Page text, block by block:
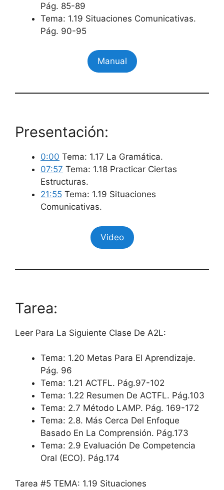
Pág. 85-89
Tema: 1.19 Situaciones Comunicativas.
Pág. 90-95
Manual
Presentación:
0:00 Tema: 1.17 La Gramática.
07:57 Tema: 1.18 Practicar Ciertas
Estructuras.
21:55 Tema: 1.19 Situaciones
Comunicativas.
Video
Tarea:
Leer Para La Siguiente Clase De A2L:
Tema: 1.20 Metas Para El Aprendizaje.
Pág. 96
Tema: 1.21 ACTFL. Pág.97-102
Tema: 1.22 Resumen De ACTFL. Pág.103
Tema: 2.7 Método LAMP. Pág. 169-172
Tema: 2.8. Más Cerca Del Enfoque
Basado En La Comprensión. Pág.173
Tema: 2.9 Evaluación De Competencia
Oral (ECO). Pág.174
Tarea #5 TEMA: 1.19 Situaciones